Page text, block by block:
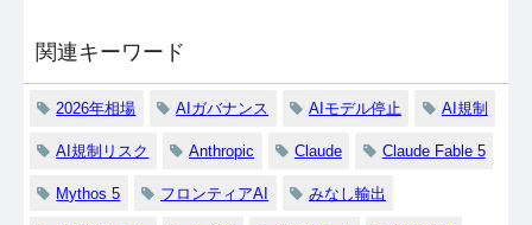
関連キーワード
2026年相場 AIガバナンス AIモデル停止 AI規制
AI規制リスク Anthropic Claude Claude Fable 5
Mythos 5 フロンティアAI みなし輸出